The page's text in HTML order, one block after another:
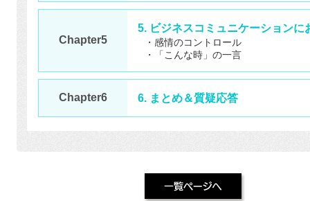
Chapter5
5. ビジネスコミュニケーションに
・感情のコントロール
・「こんな時」の一言
Chapter6 6. まとめ＆質疑応答